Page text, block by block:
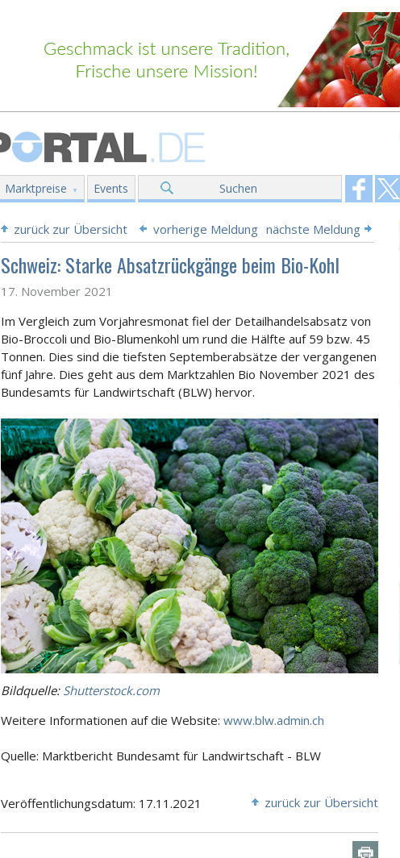
Marktpreise Events Suchen
zurück zur Übersicht vorherige Meldung nächste Meldung
Schweiz: Starke Absatzrückgänge beim Bio-Kohl
17. November 2021
Im Vergleich zum Vorjahresmonat fiel der Detailhandelsabsatz von
Bio-Broccoli und Bio-Blumenkohl um rund die Hälfte auf 59 bzw. 45
Tonnen. Dies sind die tiefsten Septemberabsätze der vergangenen
fünfJahre. Dies geht aus dem Marktzahlen Bio November 2021 des
Bundesamts für Landwirtschaft (BLW) hervor.
Bildquelle: Shutterstock.com
Weitere Informationen auf die Website: www.blw.admin.ch
Quelle: Marktbericht Bundesamt für Landwirtschaft - BLW
Veröffentlichungsdatum: 17.11.2021 zurück zur Übersicht